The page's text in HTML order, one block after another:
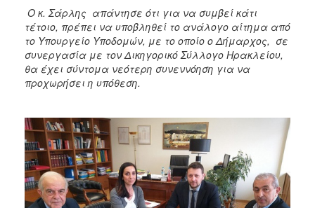
Ο κ. Σάρλης απάντησε ότι για να συμβεί κάτι
τέτοιο, πρέπει να υποβληθεί το ανάλογο αίτημα από
το Υπουργείο Υποδομών, με το οποίο ο Δήμαρχος, σε
συνεργασία με τον Δικηγορικό Σύλλογο Ηρακλείου,
θα έχει σύντομα νεότερη συνεννόηση για να
προχωρήσει η υπόθεση.